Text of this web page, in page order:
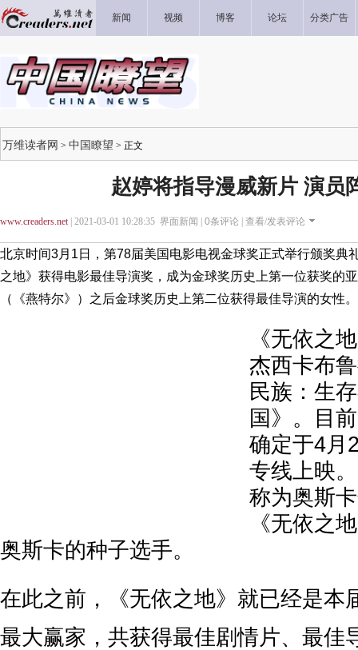
新闻 视频 博客 论坛 分类广告
万维读者网 > 中国瞭望 > 正文
赵婷将指导漫威新片 演员
www.creaders.net| 2021-03-01 10:28:35 界面新闻 | 0条评论 | 查看/发表评论
北京时间3月1日，第78届美国电影电视金球奖正式举行颁奖典
之地》获得电影最佳导演奖，成为金球奖历史上第一位获奖的
（《燕特尔》）之后金球奖历史上第二位获得最佳导演的女性。
《无依之
杰西卡布
民族：生
国》。目
确定于4月
专线上映
称为奥斯
《无依之
奥斯卡的种子选手。
在此之前，《无依之地》就已经是本
最大赢家，共获得最佳剧情片、最佳